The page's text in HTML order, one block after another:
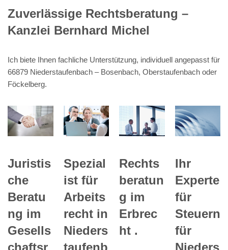
Zuverlässige Rechtsberatung –
Kanzlei Bernhard Michel
Ich biete Ihnen fachliche Unterstützung, individuell angepasst für
66879 Niederstaufenbach – Bosenbach, Oberstaufenbach oder
Föckelberg.
Juristis
che
Beratu
ng im
Gesells
chaftsr
Spezial
ist für
Arbeits
recht in
Nieders
taufenb
Rechts
beratun
g im
Erbrec
ht .
Ihr
Experte
für
Steuern
für
Nieders